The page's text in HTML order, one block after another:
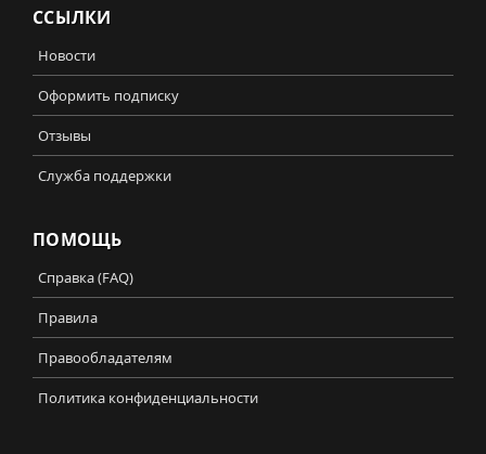
ССЫЛКИ
Новости
Оформить подписку
Отзывы
Служба поддержки
ПОМОЩЬ
Справка (FAQ)
Правила
Правообладателям
Политика конфиденциальности